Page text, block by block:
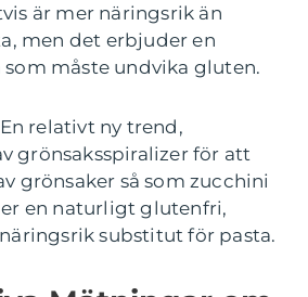
är mer näringsrik än
men det erbjuder en
måste undvika gluten.
relativt ny trend,
grönsaksspiralizer för att
grönsaker så som zucchini
en naturligt glutenfri,
substitut för pasta.